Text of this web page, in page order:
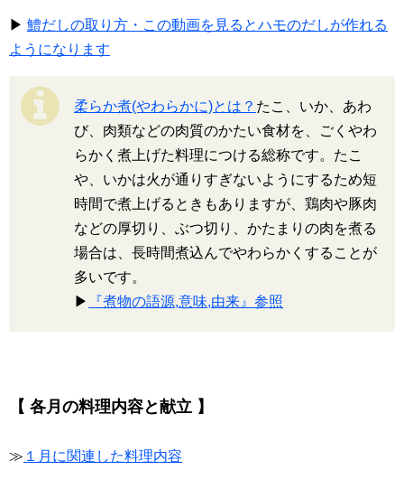
▶ 鱧だしの取り方・この動画を見るとハモのだしが作れる
ようになります
柔らか煮(やわらかに)とは？ たこ、いか、あわ
び、肉類などの肉質のかたい食材を、ごくやわ
らかく煮上げた料理につける総称です。たこ
や、いかは火が通りすぎないようにするため短
時間で煮上げるときもありますが、鶏肉や豚肉
などの厚切り、ぶつ切り、かたまりの肉を煮る
場合は、長時間煮込んでやわらかくすることが
多いです。
▶
『煮物の語源,意味,由来』参照
【 各月の料理内容と献立 】
≫ １月に関連した料理内容